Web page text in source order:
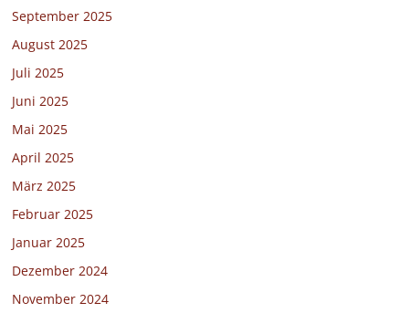
September 2025
August 2025
Juli 2025
Juni 2025
Mai 2025
April 2025
März 2025
Februar 2025
Januar 2025
Dezember 2024
November 2024